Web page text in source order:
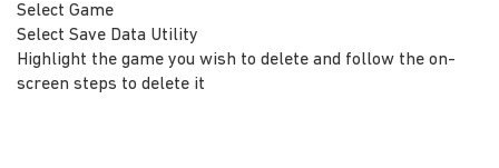
Select Game
Select Save Data Utility
Highlight the game you wish to delete and follow the on-
screen steps to delete it